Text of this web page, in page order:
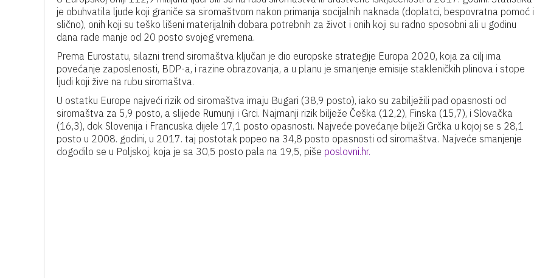
je obuhvatila ljude koji graniče sa siromaštvom nakon primanja socijalnih naknada (doplatci, bespovratna pomoć i
slično), onih koji su teško lišeni materijalnih dobara potrebnih za život i onih koji su radno sposobni ali u godinu
dana rade manje od 20 posto svojeg vremena.
Prema Eurostatu, silazni trend siromaštva ključan je dio europske strategije Europa 2020, koja za cilj ima
povećanje zaposlenosti, BDP-a, i razine obrazovanja, a u planu je smanjenje emisije stakleničkih plinova i stope
ljudi koji žive na rubu siromaštva.
U ostatku Europe najveći rizik od siromaštva imaju Bugari (38,9 posto), iako su zabilježili pad opasnosti od
siromaštva za 5,9 posto, a slijede Rumunji i Grci. Najmanji rizik bilježe Češka (12,2), Finska (15,7), i Slovačka
(16,3), dok Slovenija i Francuska dijele 17,1 posto opasnosti. Najveće povećanje bilježi Grčka u kojoj se s 28,1
posto u 2008. godini, u 2017. taj postotak popeo na 34,8 posto opasnosti od siromaštva. Najveće smanjenje
dogodilo se u Poljskoj, koja je sa 30,5 posto pala na 19,5, piše poslovni.hr.